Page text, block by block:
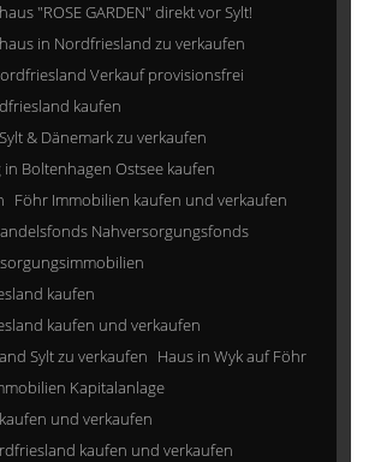
"ROSE GARDEN" direkt vor Sylt!
in Nordfriesland zu verkaufen
Verkauf provisionsfrei
kaufen
& Dänemark zu verkaufen
Boltenhagen Ostsee kaufen
Föhr Immobilien kaufen und verkaufen
Nahversorgungsfonds
kaufen
kaufen und verkaufen
Sylt zu verkaufen Haus in Wyk auf Föhr
Kapitalanlage
und verkaufen
kaufen und verkaufen